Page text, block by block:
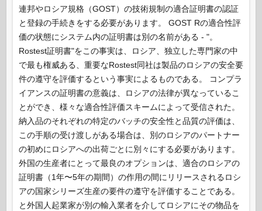
連邦やロシア規格（GOST）の技術規制の適合証明書の認証
と登録の手続きをする必要があります。 GOST Rの適合性評
価の状態にシステム内の証明書は別の名前がある - "。
Rostest証明書"をこの事実は、ロシア、独立した専門家の中
で最も権威ある、重要なRostest同社は製品のロシアの安全要
件の遵守を評価するという事実によるものである。 コンプラ
イアンスの証明書の意義は、ロシアの法律が異なっているこ
とができ、様々な適合性評価スキームによって受信された。
納入品のそれぞれの特定のバッチの安全性と品質の評価は、
この手順の受け渡しがある場合は、別のロシアのパートナー
の初めにロシアへの出荷ごとに別々にする必要があります。
外国の生産者にとって最良のオプションは、適合のロシアの
証明書（1年〜5年の期間）の作用の間にリリースされるロシ
アの国家シリーズ生産の要件の遵守を評価することである。
と外国人起業家が別の輸入業者を介してロシアにその物品を